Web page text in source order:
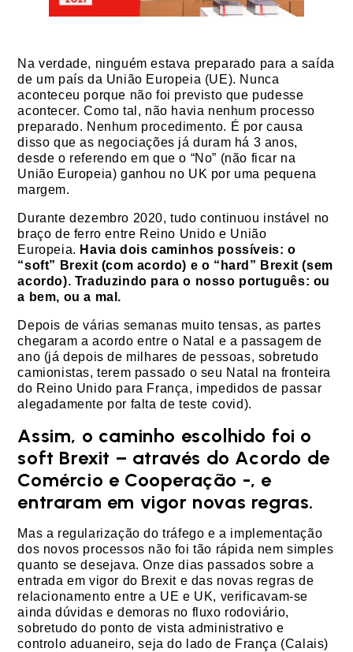
Na verdade, ninguém estava preparado para a saída
de um país da União Europeia (UE). Nunca
aconteceu porque não foi previsto que pudesse
acontecer. Como tal, não havia nenhum processo
preparado. Nenhum procedimento. É por causa
disso que as negociações já duram há 3 anos,
desde o referendo em que o “No” (não ficar na
União Europeia) ganhou no UK por uma pequena
margem.
Durante dezembro 2020, tudo continuou instável no
braço de ferro entre Reino Unido e União
Europeia. Havia dois caminhos possíveis: o
“soft” Brexit (com acordo) e o “hard” Brexit (sem
acordo). Traduzindo para o nosso português: ou
a bem, ou a mal.
Depois de várias semanas muito tensas, as partes
chegaram a acordo entre o Natal e a passagem de
ano (já depois de milhares de pessoas, sobretudo
camionistas, terem passado o seu Natal na fronteira
do Reino Unido para França, impedidos de passar
alegadamente por falta de teste covid).
Assim, o caminho escolhido foi o
soft Brexit – através do Acordo de
Comércio e Cooperação -, e
entraram em vigor novas regras.
Mas a regularização do tráfego e a implementação
dos novos processos não foi tão rápida nem simples
quanto se desejava. Onze dias passados sobre a
entrada em vigor do Brexit e das novas regras de
relacionamento entre a UE e UK, verificavam-se
ainda dúvidas e demoras no fluxo rodoviário,
sobretudo do ponto de vista administrativo e
controlo aduaneiro, seja do lado de França (Calais)